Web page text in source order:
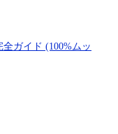
全ガイド (100%ムッ